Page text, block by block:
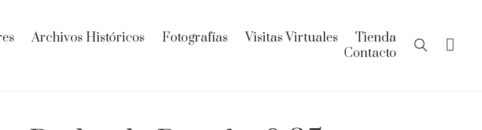
Archivos Históricos Fotografías Visitas Virtuales
Tienda
Contacto